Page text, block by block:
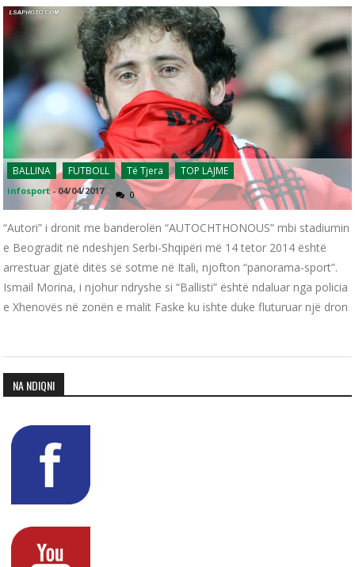
BALLINA FUTBOLL Të Tjera TOP LAJME
infosport -04/04/2017 0
“Autori” i dronit me banderolën “AUTOCHTHONOUS” mbi stadiumin
e Beogradit në ndeshjen Serbi-Shqipëri më 14 tetor 2014 është
arrestuar gjatë ditës së sotme në Itali, njofton “panorama-sport”.
Ismail Morina, i njohur ndryshe si “Ballisti” është ndaluar nga policia
e Xhenovës në zonën e malit Faske ku ishte duke fluturuar një dron
NA NDIQNI